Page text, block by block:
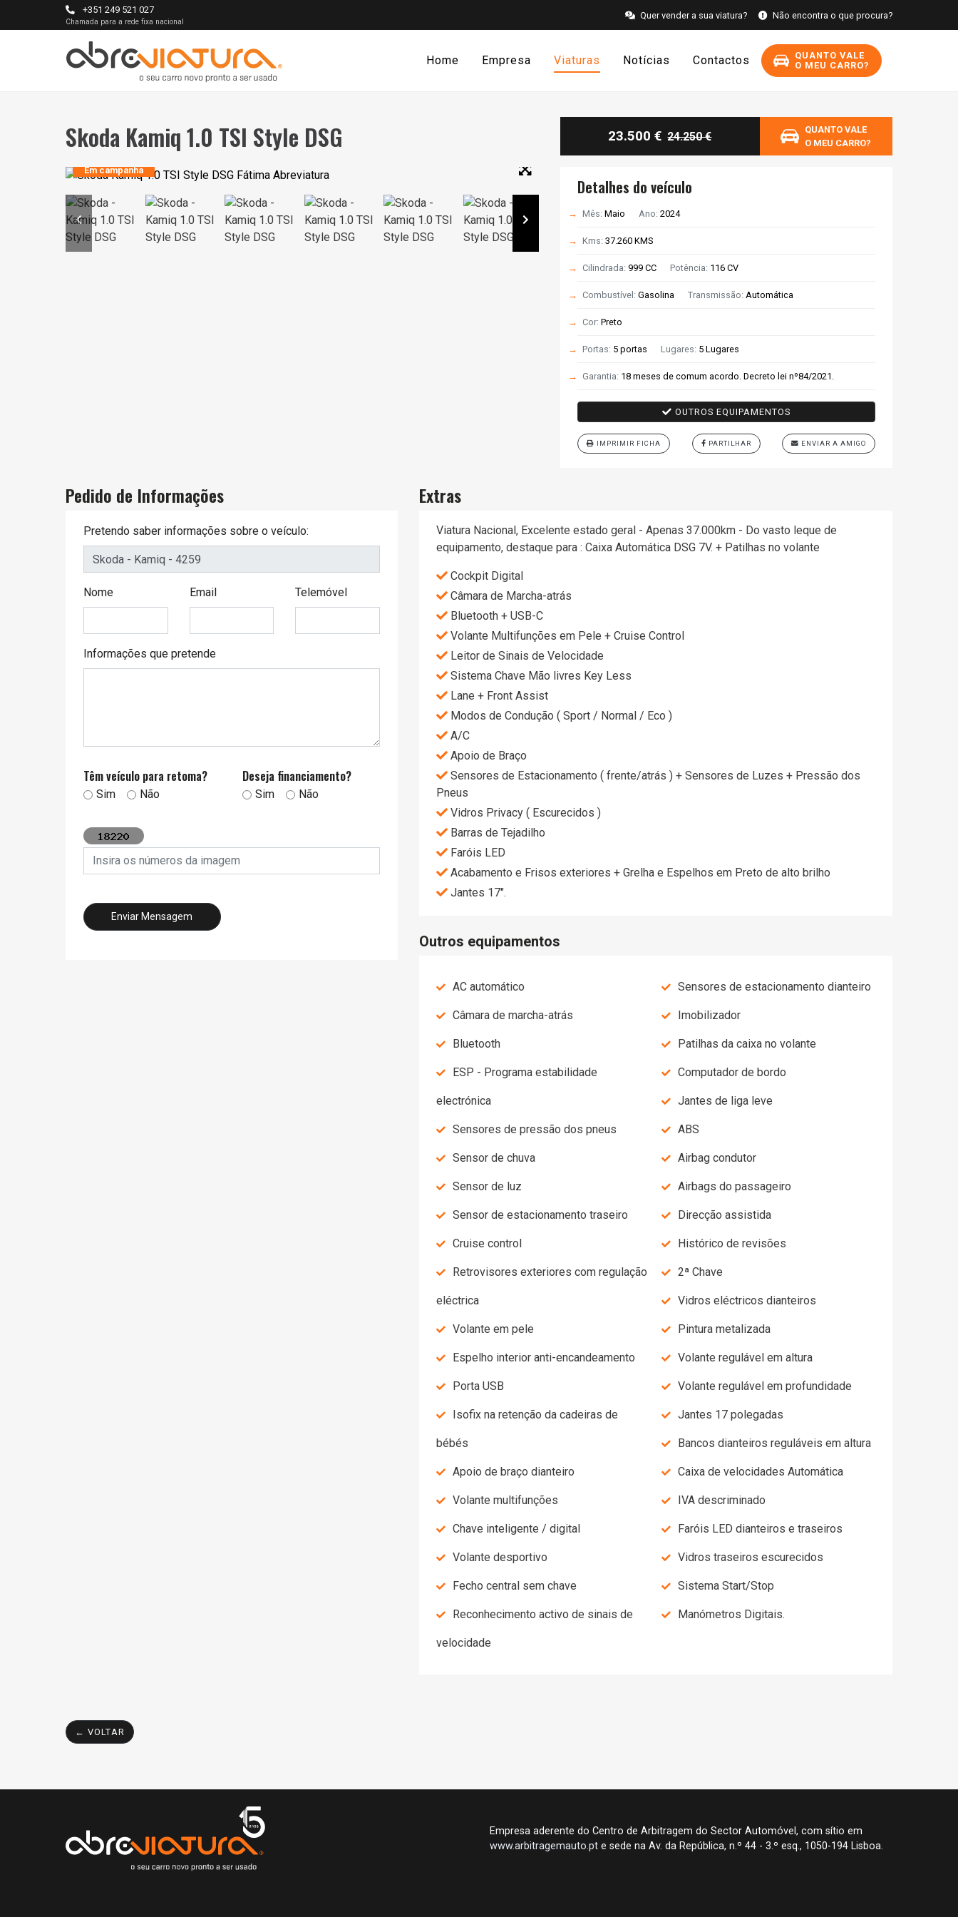
+351 249 521 027
Chamada para a rede fixa nacional
Quer vender a sua viatura? Não encontra o que procura?
Home Empresa Viaturas Notícias Contactos
QUANTO VALE
O MEU CARRO?
Skoda Kamiq 1.0 TSI Style DSG 23.500 € 24.250 €
QUANTO VALE
O MEU CARRO?
Em campanha
Detalhes do veículo
Mês: Maio Ano: 2024
Kms: 37.260 KMS
Cilindrada: 999 CC Potência: 116 CV
Combustível: Gasolina Transmissão: Automática
Cor: Preto
Portas: 5 portas Lugares: 5 Lugares
Garantia: 18 meses de comum acordo. Decreto lei nº84/2021.
OUTROS EQUIPAMENTOS
IMPRIMIR FICHA PARTILHAR ENVIAR A AMIGO
Pedido de Informações
Pretendo saber informações sobre o veículo:
Nome Email Telemóvel
Informações que pretende
Têm veículo para retoma?
Sim Não
Deseja financiamento?
Sim Não
Insira os números da imagem
Enviar Mensagem
Extras
Viatura Nacional, Excelente estado geral - Apenas 37.000km - Do vasto leque de
equipamento, destaque para : Caixa Automática DSG 7V. + Patilhas no volante
Cockpit Digital
Câmara de Marcha-atrás
Bluetooth + USB-C
Volante Multifunções em Pele + Cruise Control
Leitor de Sinais de Velocidade
Sistema Chave Mão livres Key Less
Lane + Front Assist
Modos de Condução ( Sport / Normal / Eco )
A/C
Apoio de Braço
Sensores de Estacionamento ( frente/atrás ) + Sensores de Luzes + Pressão dos
Pneus
Vidros Privacy ( Escurecidos )
Barras de Tejadilho
Faróis LED
Acabamento e Frisos exteriores + Grelha e Espelhos em Preto de alto brilho
Jantes 17".
Outros equipamentos
AC automático
Câmara de marcha-atrás
Bluetooth
electrónica
Sensores de pressão dos pneus
Sensor de chuva
Sensor de luz
Sensor de estacionamento traseiro
Cruise control
eléctrica
Volante em pele
Espelho interior anti-encandeamento
Porta USB
bébés
Apoio de braço dianteiro
Volante multifunções
Chave inteligente / digital
Volante desportivo
Fecho central sem chave
velocidade
Sensores de estacionamento dianteiro
Imobilizador
Patilhas da caixa no volante
Computador de bordo
Jantes de liga leve
ABS
Airbag condutor
Airbags do passageiro
Direcção assistida
Histórico de revisões
2ª Chave
Vidros eléctricos dianteiros
Pintura metalizada
Volante regulável em altura
Volante regulável em profundidade
Jantes 17 polegadas
Bancos dianteiros reguláveis em altura
Caixa de velocidades Automática
IVA descriminado
Faróis LED dianteiros e traseiros
Vidros traseiros escurecidos
Sistema Start/Stop
Manómetros Digitais.
← VOLTAR
Empresa aderente do Centro de Arbitragem do Sector Automóvel, com sítio em
www.arbitragemauto.pt e sede na Av. da República, n.º 44 - 3.º esq., 1050-194 Lisboa.